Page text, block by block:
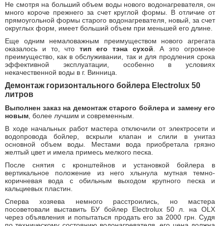
Не смотря на больший объем воды нового водонагревателя, он
много короче прежнего за счет круглой формы. В отличие от
прямоугольной формы старого водонагревателя, новый, за счет
округлых форм, имеет больший объем при меньшей его длине.
Еще одним немаловажным преимуществом нового агрегата
оказалось и то, чтотип его тэна сухой. А это огромное
преимущество, как в обслуживании, так и для продления срока
эффективной эксплуатации, особенно в условиях
некачественной воды в г. Винница.
Демонтаж горизонтального бойлера Electrolux 50
литров
Выполнен заказ на демонтаж старого бойлера и замену его
новым, более лучшим и современным.
В ходе начальных работ мастера отключили от электросети и
водопровода бойлер, вскрыли клапан и слили в унитаз
основной объем воды. Местами вода приобретала грязно
желтый цвет и имела примесь мелкого песка.
После снятия с кронштейнов и установкой бойлера в
вертикальное положение из него хлынула мутная темно-
коричневая вода с обильным выходом крупного песка и
кальциевых пластин.
Сперва хозяева немного расстроились, но мастера
посоветовали выставить БУ бойлер Electrolux 50 л. на OLX
через объявления и попытаться продать его за 2000 грн. Судя